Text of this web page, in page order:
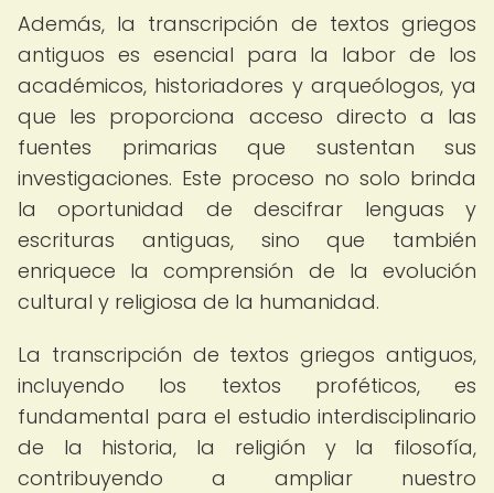
Además, la transcripción de textos griegos
antiguos es esencial para la labor de los
académicos, historiadores y arqueólogos, ya
que les proporciona acceso directo a las
fuentes primarias que sustentan sus
investigaciones. Este proceso no solo brinda
la oportunidad de descifrar lenguas y
escrituras antiguas, sino que también
enriquece la comprensión de la evolución
cultural y religiosa de la humanidad.
La transcripción de textos griegos antiguos,
incluyendo los textos proféticos, es
fundamental para el estudio interdisciplinario
de la historia, la religión y la filosofía,
contribuyendo a ampliar nuestro